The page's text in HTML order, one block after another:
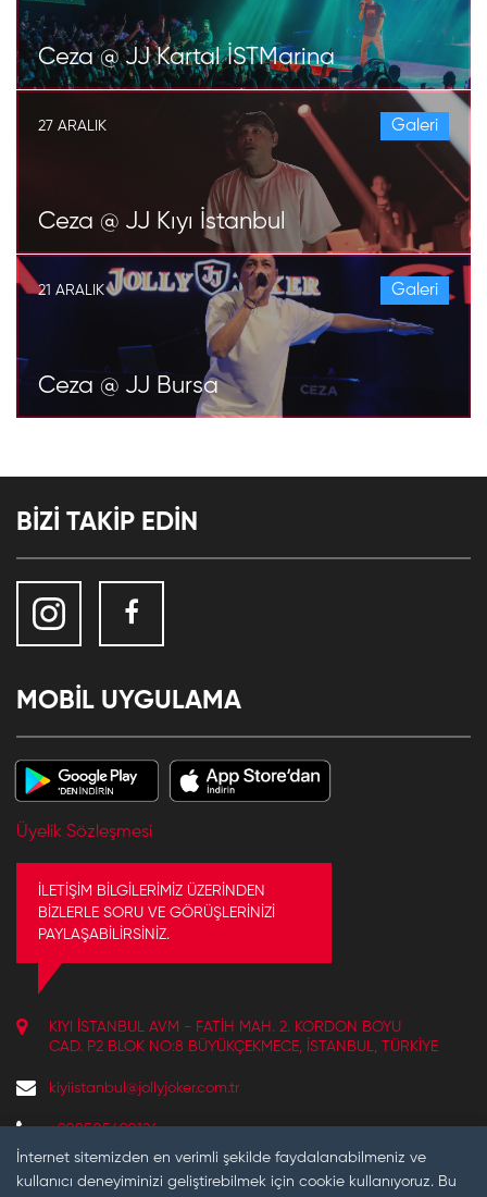
İnternet sitemizden en verimli şekilde faydalanabilmeniz ve
kullanıcı deneyiminizi geliştirebilmek için cookie kullanıyoruz. Bu
Ceza @ JJ Kartal İSTMarina
27 ARALIK Galeri
Ceza @ JJ Kıyı İstanbul
21 ARALIK Galeri
Ceza @ JJ Bursa
BİZİ TAKİP EDİN
MOBİL UYGULAMA
Üyelik Sözleşmesi
İLETİŞİM BİLGİLERİMİZ ÜZERİNDEN
BİZLERLE SORU VE GÖRÜŞLERİNİZİ
PAYLAŞABİLİRSİNİZ.
KIYI İSTANBUL AVM - FATIH MAH. 2. KORDON BOYU
CAD. P2 BLOK NO:8 BÜYÜKÇEKMECE, İSTANBUL, TÜRKIYE
kiyiistanbul@jollyjoker.com.tr
+908505490124
REZERVASYON VE BILGI IÇIN ÇALIŞMA SAATLERIMIZ:
10:30 - 22:00